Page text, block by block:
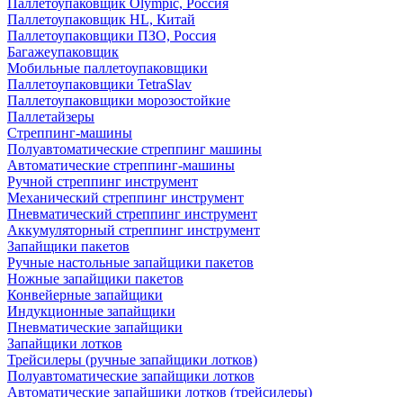
Паллетоупаковщик Olympic, Россия
Паллетоупаковщик HL, Китай
Паллетоупаковщики ПЗО, Россия
Багажеупаковщик
Мобильные паллетоупаковщики
Паллетоупаковщики TetraSlav
Паллетоупаковщики морозостойкие
Паллетайзеры
Стреппинг-машины
Полуавтоматические стреппинг машины
Автоматические стреппинг-машины
Ручной стреппинг инструмент
Механический стреппинг инструмент
Пневматический стреппинг инструмент
Аккумуляторный стреппинг инструмент
Запайщики пакетов
Ручные настольные запайщики пакетов
Ножные запайщики пакетов
Конвейерные запайщики
Индукционные запайщики
Пневматические запайщики
Запайщики лотков
Трейсилеры (ручные запайщики лотков)
Полуавтоматические запайщики лотков
Автоматические запайщики лотков (трейсилеры)